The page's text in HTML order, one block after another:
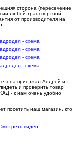
сторона (пересечение
любой транспортной
от производителя на
приезжал Андрей из
и проверить товар
- к нам очень удобно
посетить наш магазин, кто
видео